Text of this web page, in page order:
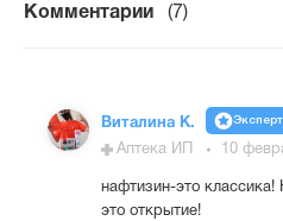
Комментарии (7)
Виталина К.
Аптека ИП 10
нафтизин-это
это открытие!